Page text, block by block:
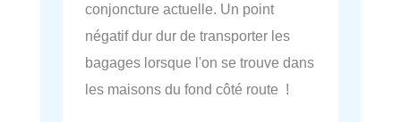
conjoncture actuelle. Un point
négatif dur dur de transporter les
bagages lorsque l'on se trouve dans
les maisons du fond côté route !